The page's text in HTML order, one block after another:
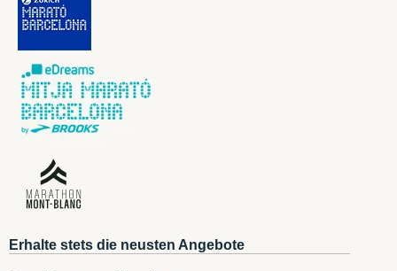
Erhalte stets die neusten Angebote